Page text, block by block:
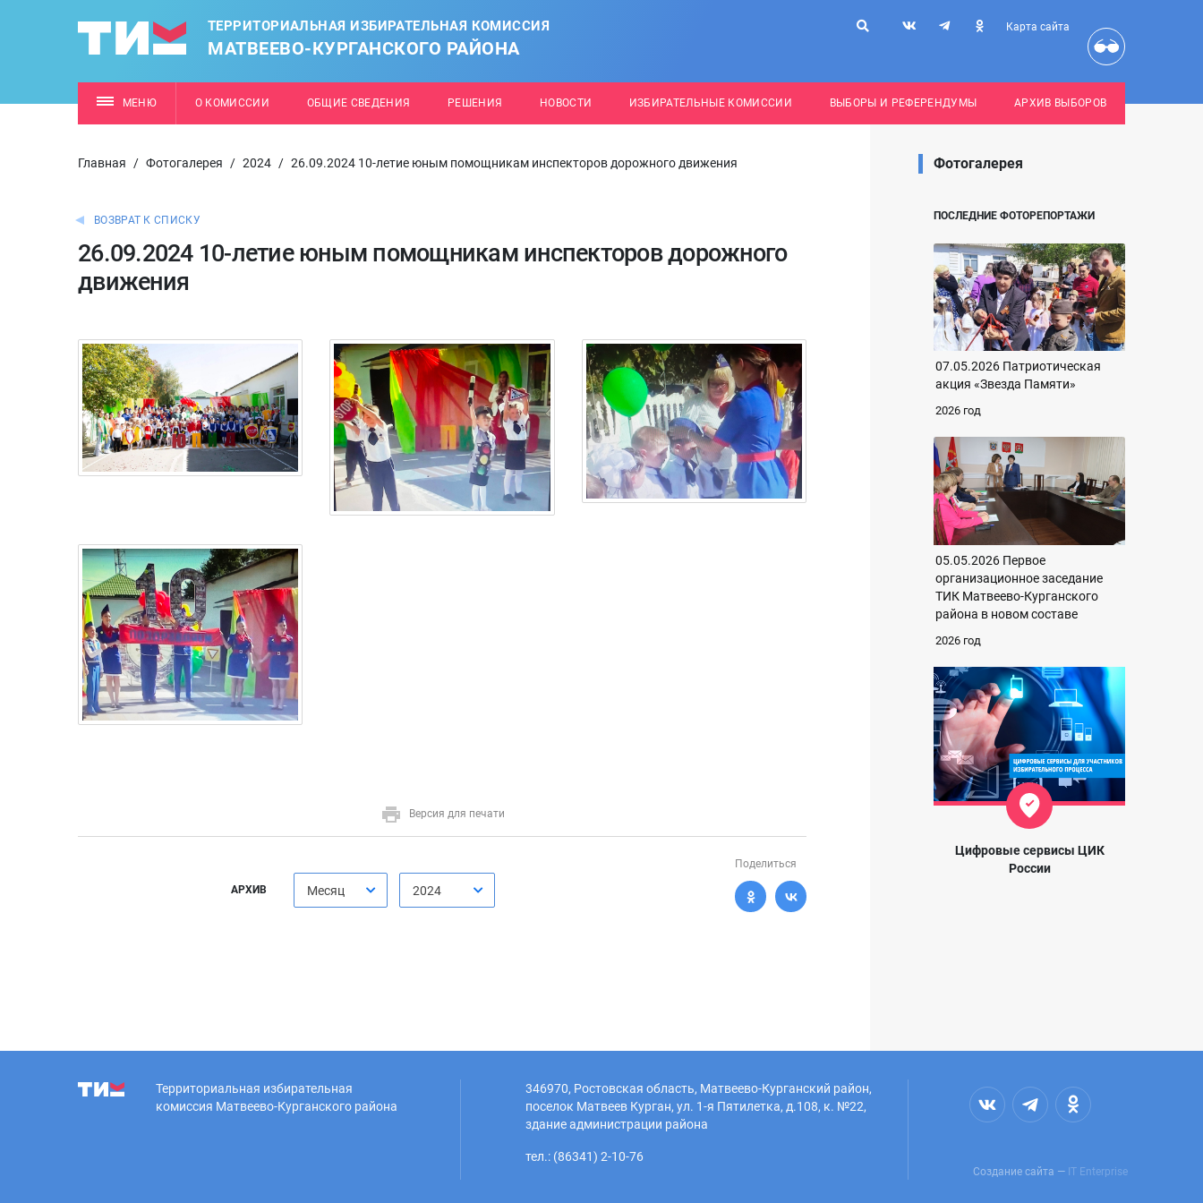
ТЕРРИТОРИАЛЬНАЯ ИЗБИРАТЕЛЬНАЯ КОМИССИЯ
МАТВЕЕВО-КУРГАНСКОГО РАЙОНА
Карта сайта
МЕНЮ О КОМИССИИ ОБЩИЕ СВЕДЕНИЯ РЕШЕНИЯ НОВОСТИ ИЗБИРАТЕЛЬНЫЕ КОМИССИИ ВЫБОРЫ И РЕФЕРЕНДУМЫ АРХИВ ВЫБОРОВ
Главная / Фотогалерея / 2024 / 26.09.2024 10-летие юным помощникам инспекторов дорожного движения
ВОЗВРАТ К СПИСКУ
26.09.2024 10-летие юным помощникам инспекторов дорожного
движения
Версия для печати
АРХИВ Месяц 2024
Поделиться
Фотогалерея
ПОСЛЕДНИЕ ФОТОРЕПОРТАЖИ
07.05.2026 Патриотическая
акция «Звезда Памяти»
2026 год
05.05.2026 Первое
организационное заседание
ТИК Матвеево-Курганского
района в новом составе
2026 год
Цифровые сервисы ЦИК
России
Территориальная избирательная
комиссия Матвеево-Курганского района
346970, Ростовская область, Матвеево-Курганский район,
поселок Матвеев Курган, ул. 1-я Пятилетка, д.108, к. №22,
здание администрации района
тел.: (86341) 2-10-76
Создание сайта — IT Enterprise